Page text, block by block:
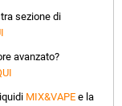
sezione di
avanzato?
MIX&VAPE e la